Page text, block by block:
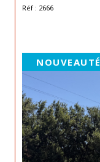
Réf : 2666
NOUVEAUTÉ